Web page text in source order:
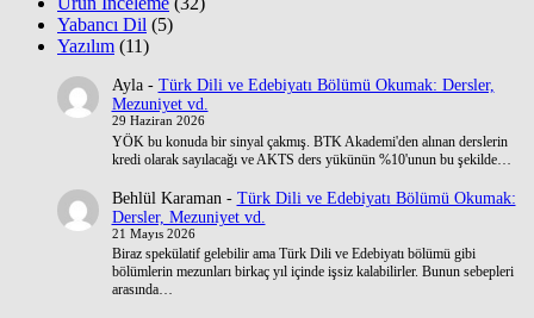
Yabancı Dil (5)
Yazılım (11)
Ayla- Türk Dili ve Edebiyatı Bölümü Okumak: Dersler,
Mezuniyet vd.
29 Haziran 2026
YÖK bu konuda bir sinyal çakmış. BTK Akademi'den alınan derslerin
kredi olarak sayılacağı ve AKTS ders yükünün %10'unun bu şekilde…
Behlül Karaman - Türk Dili ve Edebiyatı Bölümü Okumak:
Dersler, Mezuniyet vd.
21 Mayıs 2026
Biraz spekülatif gelebilir ama Türk Dili ve Edebiyatı bölümü gibi
bölümlerin mezunları birkaç yıl içinde işsiz kalabilirler. Bunun sebepleri
arasında…